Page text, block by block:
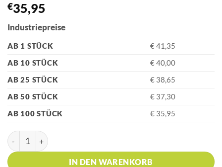
€35,95
Industriepreise
AB 1 STÜCK
€ 41,35
AB 10 STÜCK
€ 40,00
AB 25 STÜCK
€ 38,65
AB 50 STÜCK
€ 37,30
AB 100 STÜCK
€ 35,95
rOtring 600 Chrome Bleistift 0.7 Menge
IN DEN WARENKORB